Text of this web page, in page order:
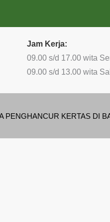
Jam Kerja:
09.00 s/d 17.00 wita
09.00 s/d 13.00 wita
PENGHANCUR KERTAS DI